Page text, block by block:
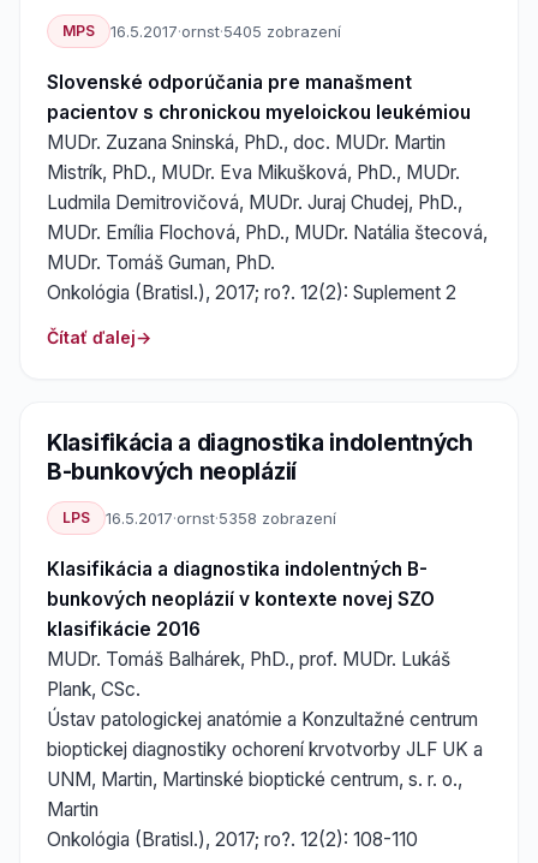
MPS 16.5.2017·ornst·5405 zobrazení
Slovenské odporúčania pre manašment
pacientov s chronickou myeloickou leukémiou
MUDr. Zuzana Sninská, PhD., doc. MUDr. Martin
Mistrík, PhD., MUDr. Eva Mikušková, PhD., MUDr.
Ludmila Demitrovičová, MUDr. Juraj Chudej, PhD.,
MUDr. Emília Flochová, PhD., MUDr. Natália štecová,
MUDr. Tomáš Guman, PhD.
Onkológia (Bratisl.), 2017; ro?. 12(2): Suplement 2
Čítať ďalej
Klasifikácia a diagnostika indolentných
B-bunkových neoplázií
LPS 16.5.2017·ornst·5358 zobrazení
Klasifikácia a diagnostika indolentných B-
bunkových neoplázií v kontexte novej SZO
klasifikácie 2016
MUDr. Tomáš Balhárek, PhD., prof. MUDr. Lukáš
Plank, CSc.
Ústav patologickej anatómie a Konzultažné centrum
bioptickej diagnostiky ochorení krvotvorby JLF UK a
UNM, Martin, Martinské bioptické centrum, s. r. o.,
Martin
Onkológia (Bratisl.), 2017; ro?. 12(2): 108-110